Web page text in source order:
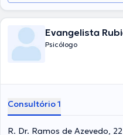
Evangelista
Psicólogo
Consultório 1
R. Dr. Ramos de Azevedo,